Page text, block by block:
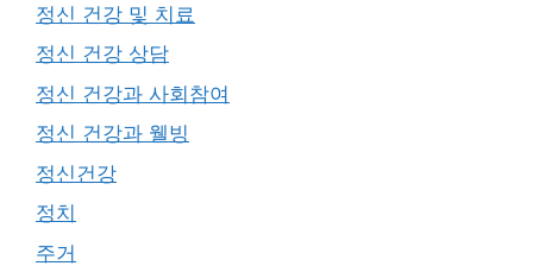
정신 건강 및 치료
정신 건강 상담
정신 건강과 사회참여
정신 건강과 웰빙
정신건강
정치
주거